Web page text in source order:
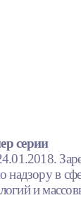
серии
в
и